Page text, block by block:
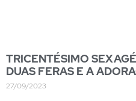
TRICENTÉSIMO
DUAS FERAS E A
27/09/2023